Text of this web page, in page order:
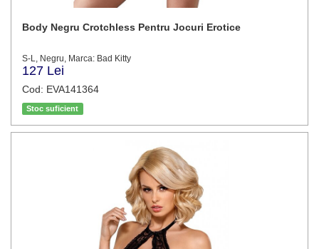
Body Negru Crotchless Pentru Jocuri Erotice
S-L, Negru, Marca: Bad Kitty
127 Lei
Cod: EVA141364
Stoc suficient